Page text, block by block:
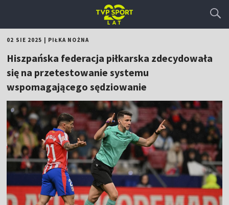
02 SIE 2025 PIŁKA NOŻNA
Hiszpańska federacja piłkarska zdecydowała
się na przetestowanie systemu
wspomagającego sędziowanie